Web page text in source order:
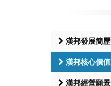
漢邦發展簡歷
漢邦核心價值
漢邦經營願景